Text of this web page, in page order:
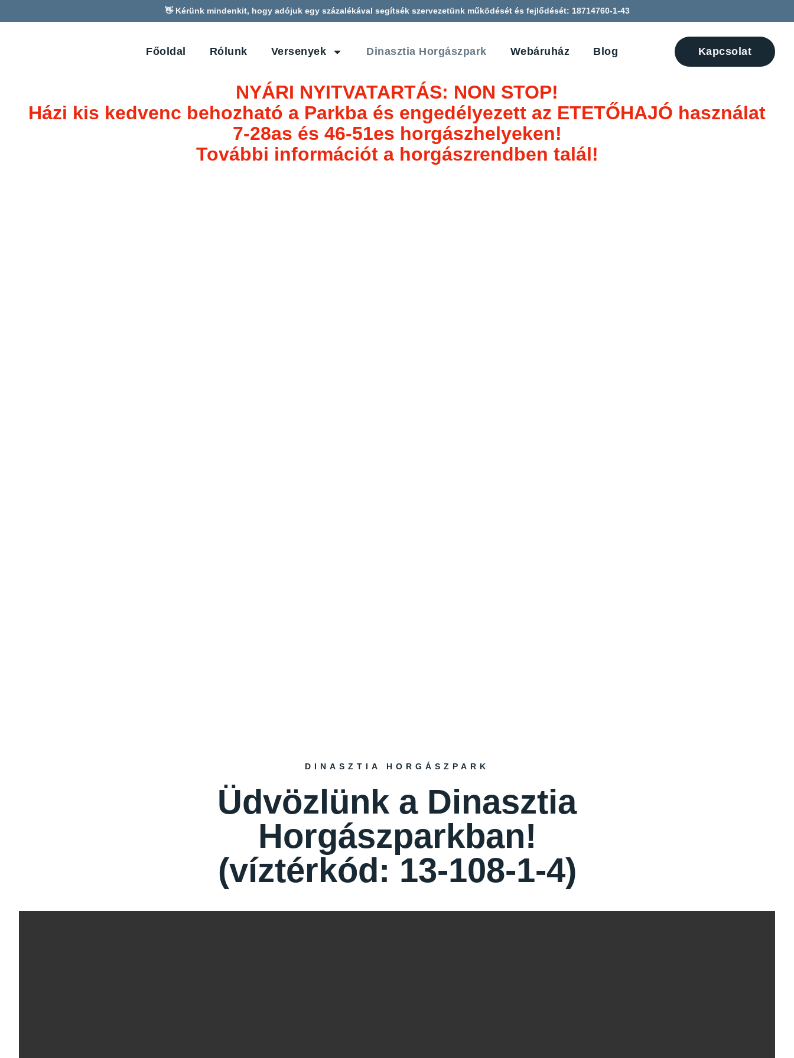
👋 Kérünk mindenkit, hogy adójuk egy százalékával segítsék szervezetünk működését és fejlődését: 18714760-1-43
Főoldal Rólunk Versenyek Dinasztia Horgászpark Webáruház Blog Kapcsolat
NYÁRI NYITVATARTÁS: NON STOP!
Házi kis kedvenc behozható a Parkba és engedélyezett az ETETŐHAJÓ használat
7-28as és 46-51es horgászhelyeken!
További információt a horgászrendben talál!
DINASZTIA HORGÁSZPARK
Üdvözlünk a Dinasztia
Horgászparkban!
(víztérkód: 13-108-1-4)